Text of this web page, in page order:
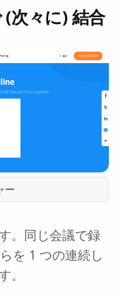
次々に) 結合
ー
。同じ会議で録
を 1 つの連続し
。